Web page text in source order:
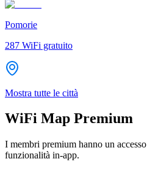
Pomorie
287 WiFi gratuito
Mostra tutte le città
WiFi Map Premium
I membri premium hanno un
funzionalità in-app.